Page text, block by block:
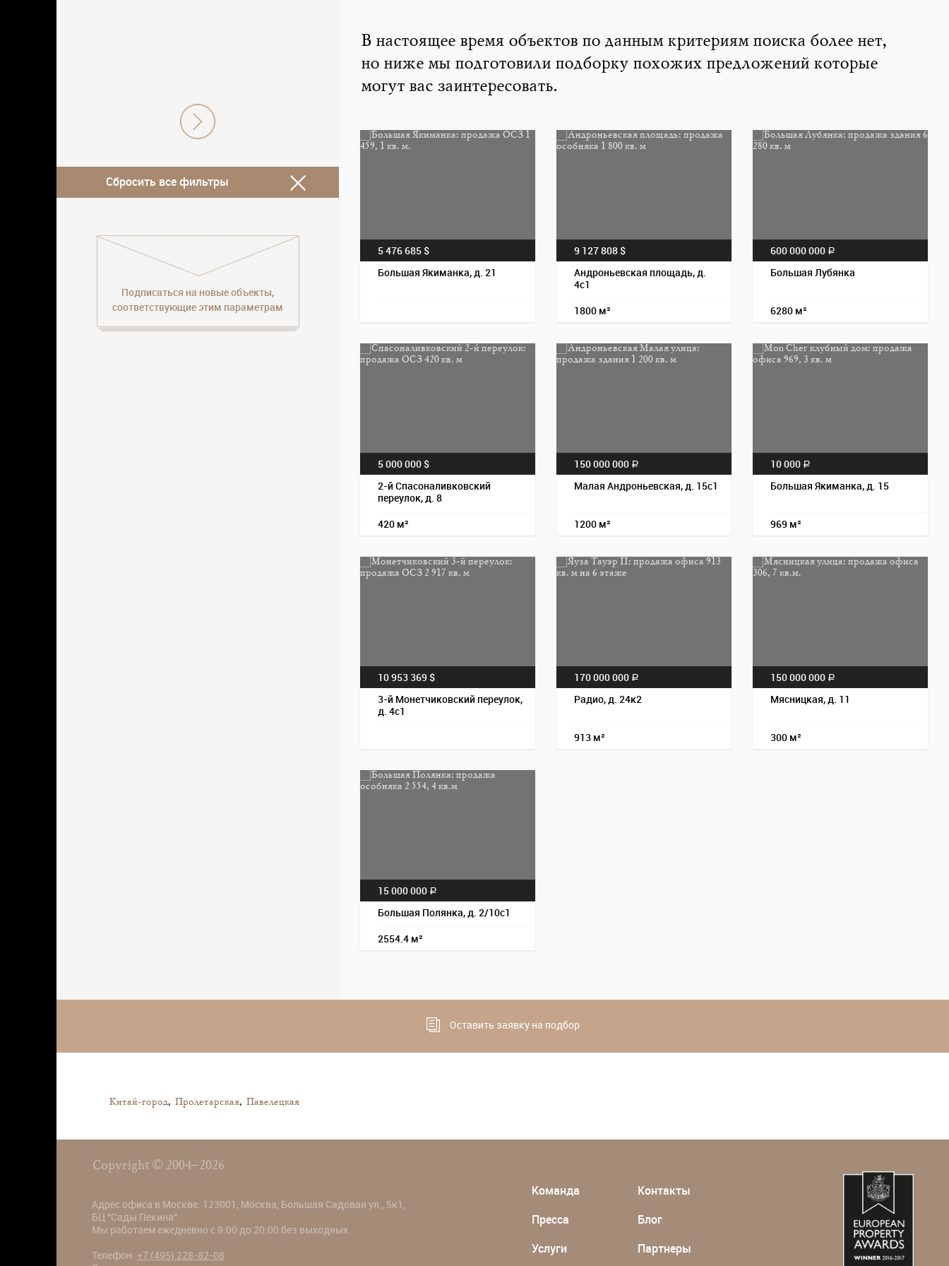
Сбросить все фильтры
Подписаться на новые объекты,
соответствующие этим параметрам
В настоящее время объектов по данным критериям поиска более нет,
но ниже мы подготовили подборку похожих предложений которые
могут вас заинтересовать.
5 476 685 $
Большая Якиманка, д. 21
9 127 808 $
Андроньевская площадь, д.
4с1
1800 м²
600 000 000 a
Большая Лубянка
6280 м²
5 000 000 $
2-й Спасоналивковский
переулок, д. 8
420 м²
150 000 000 a
Малая Андроньевская, д. 15с1
1200 м²
10 000 a
Большая Якиманка, д. 15
969 м²
10 953 369 $
3-й Монетчиковский переулок,
д. 4с1
170 000 000 a
Радио, д. 24к2
913 м²
150 000 000 a
Мясницкая, д. 11
300 м²
15 000 000 a
Большая Полянка, д. 2/10с1
2554.4 м²
Оставить заявку на подбор
Китай-город, Пролетарская, Павелецкая
Copyright © 2004–2026
Адрес офиса в Москве: 123001, Москва, Большая Садовая ул., 5к1,
БЦ "Сады Пекина".
Мы работаем ежедневно с 9:00 до 20:00 без выходных
Телефон: +7 (495) 228-82-08
Команда
Пресса
Услуги
Контакты
Блог
Партнеры